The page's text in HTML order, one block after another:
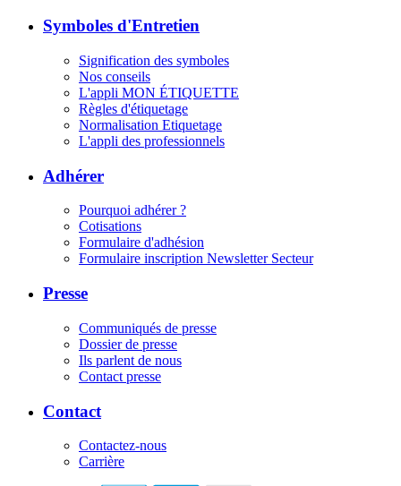
Symboles d'Entretien
Signification des symboles
Nos conseils
L'appli MON ÉTIQUETTE
Règles d'étiquetage
Normalisation Etiquetage
L'appli des professionnels
Adhérer
Pourquoi adhérer ?
Cotisations
Formulaire d'adhésion
Formulaire inscription Newsletter Secteur
Presse
Communiqués de presse
Dossier de presse
Ils parlent de nous
Contact presse
Contact
Contactez-nous
Carrière